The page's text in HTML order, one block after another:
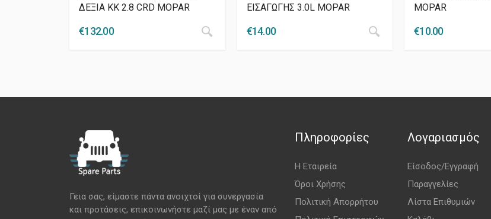
ΔΕΞΙΑ KK 2.8 CRD MOPAR
€132.00
ΕΙΣΑΓΩΓΗΣ 3.0L MOPAR
€14.00
MOPAR
€10.00
Γεια σας, είμαστε πάντα ανοιχτοί για συνεργασία
και προτάσεις, επικοινωνήστε μαζί μας με έναν από
Πληροφορίες
Η Εταιρεία
Όροι Χρήσης
Πολιτική Απορρήτου
Λογαριασμός
Είσοδος/Εγγραφή
Παραγγελίες
Λίστα Επιθυμιών